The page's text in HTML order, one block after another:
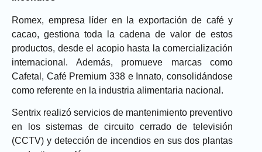
Romex, empresa líder en la exportación de café y
cacao, gestiona toda la cadena de valor de estos
productos, desde el acopio hasta la comercialización
internacional. Además, promueve marcas como
Cafetal , Café Premium 338 e Innato, consolidándose
como referente en la industria alimentaria nacional.
Sentrix realizó servicios de mantenimiento preventivo
en los sistemas decircuito cerrado de televisión
(CCTV) y detección de incendios en sus dos plantas